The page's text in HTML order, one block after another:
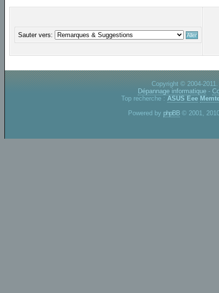
Sauter vers:
Copyright © 2004-
Dépannage informatique -
Top recherche : ASUS Eee
Powered by phpBB © 2001,